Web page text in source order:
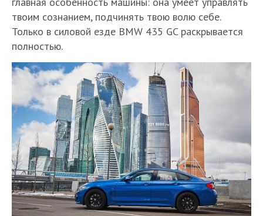
твоим сознанием, подчинять твою волю себе.
Только в силовой езде BMW 435 GC раскрывается
полностью.